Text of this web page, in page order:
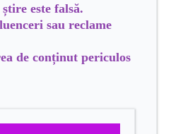
este falsă.
sau reclame
de conținut periculos